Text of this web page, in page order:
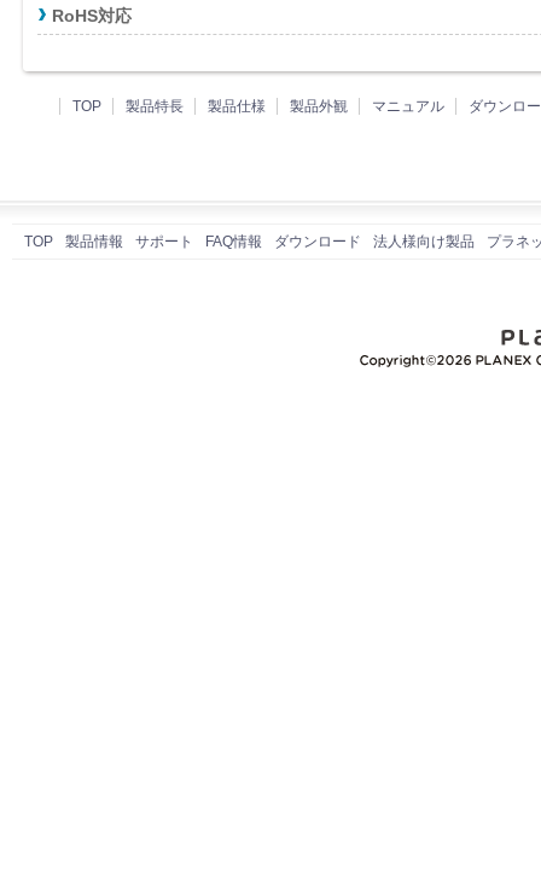
RoHS対応
TOP 製品特長 製品仕様 製品外観 マニュアル ダウンロ
TOP 製品情報 サポート FAQ情報 ダウンロード 法人様向け製品 プラネ